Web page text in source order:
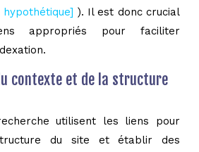
hypothétique] ). Il est donc crucial
appropriés pour faciliter
contexte et de la structure
utilisent les liens pour
du site et établir des